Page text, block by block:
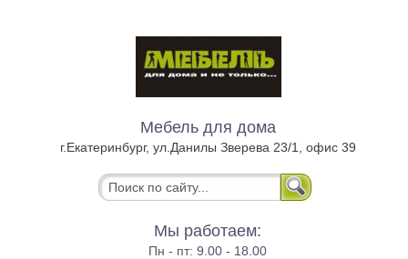
Мебель для дома
г.Екатеринбург, ул.Данилы Зверева 23/1, офис 39
Мы работаем:
Пн - пт:9.00 - 18.00